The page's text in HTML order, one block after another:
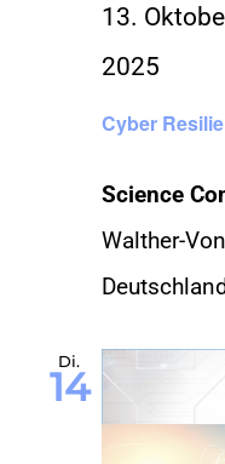
Cyber
13.
2025
Science
Walther-
Di.
14